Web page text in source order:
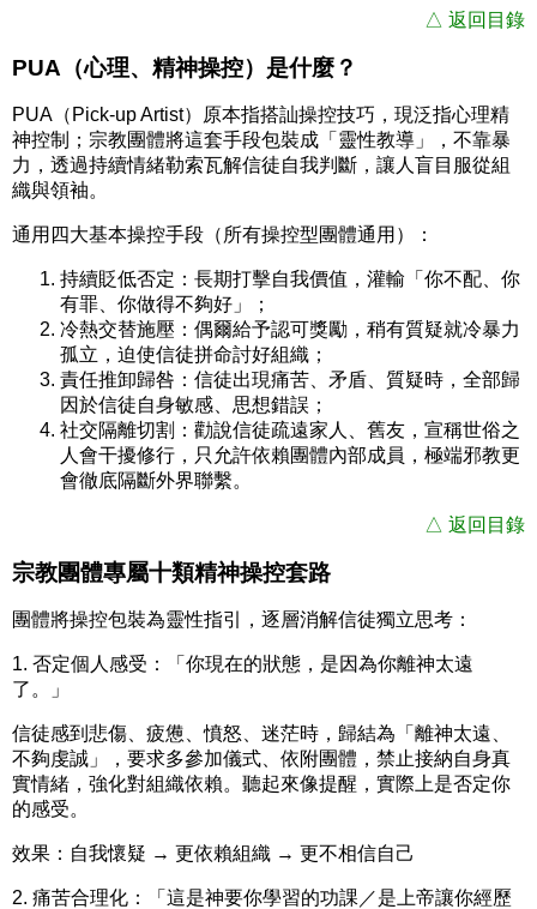
△ 返回目錄
PUA（心理、精神操控）是什麼？
PUA（Pick-up Artist）原本指搭訕操控技巧，現泛指心理精
神控制；宗教團體將這套手段包裝成「靈性教導」，不靠暴
力，透過持續情緒勒索瓦解信徒自我判斷，讓人盲目服從組
織與領袖。
通用四大基本操控手段（所有操控型團體通用）：
持續貶低否定：長期打擊自我價值，灌輸「你不配、你
有罪、你做得不夠好」；
冷熱交替施壓：偶爾給予認可獎勵，稍有質疑就冷暴力
孤立，迫使信徒拼命討好組織；
責任推卸歸咎：信徒出現痛苦、矛盾、質疑時，全部歸
因於信徒自身敏感、思想錯誤；
社交隔離切割：勸說信徒疏遠家人、舊友，宣稱世俗之
人會干擾修行，只允許依賴團體內部成員，極端邪教更
會徹底隔斷外界聯繫。
△ 返回目錄
宗教團體專屬十類精神操控套路
團體將操控包裝為靈性指引，逐層消解信徒獨立思考：
1. 否定個人感受：
「你現在的狀態，是因為你離神太遠
了。」
信徒感到悲傷、疲憊、憤怒、迷茫時，歸結為「離神太遠、
不夠虔誠」，要求多參加儀式、依附團體，禁止接納自身真
實情緒，強化對組織依賴。聽起來像提醒，實際上是否定你
的感受。
效果： 自我懷疑 → 更依賴組織 → 更不相信自己
2. 痛苦合理化：
「這是神要你學習的功課／是上帝讓你經歷